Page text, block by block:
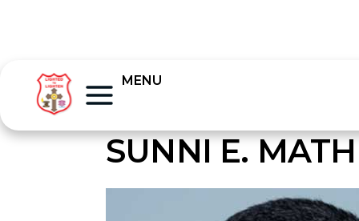
MENU
SUNNI E.